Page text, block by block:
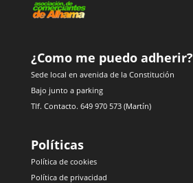
¿Como me puedo adherir?
Sede local en avenida de la Constitución
Bajo junto a parking
Tlf. Contacto. 649 970 573 (Martín)
Políticas
Política de cookies
Política de privacidad